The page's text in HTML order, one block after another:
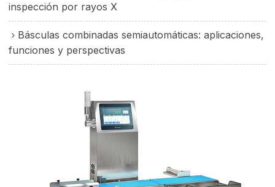
inspección por rayos X
Básculas combinadas semiautomáticas: aplicaciones,
funciones y perspectivas